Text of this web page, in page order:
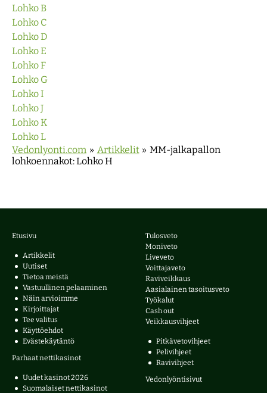
Lohko B
Lohko C
Lohko D
Lohko E
Lohko F
Lohko G
Lohko I
Lohko J
Lohko K
Lohko L
Vedonlyonti.com » Artikkelit » MM-jalkapallon
lohkoennakot: Lohko H
Etusivu
Artikkelit
Uutiset
Tietoa meistä
Vastuullinen pelaaminen
Näin arvioimme
Kirjoittajat
Tee valitus
Käyttöehdot
Evästekäytäntö
Parhaat nettikasinot
Uudet kasinot 2026
Suomalaiset nettikasinot
Tulosveto
Moniveto
Liveveto
Voittajaveto
Raviveikkaus
Aasialainen tasoitusveto
Työkalut
Cash out
Veikkausvihjeet
Pitkävetovihjeet
Pelivihjeet
Ravivihjeet
Vedonlyöntisivut